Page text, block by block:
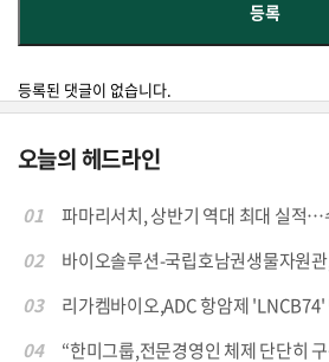
등록된 댓글이 없습니다.
오늘의 헤드라인
01
파마리서치, 상반기 역대 최대 실적…
02
바이오솔루션-국립호남권생물자원
03
리가켐바이오,ADC 항암제
04
“한미그룹,전문경영인 체제 단단히